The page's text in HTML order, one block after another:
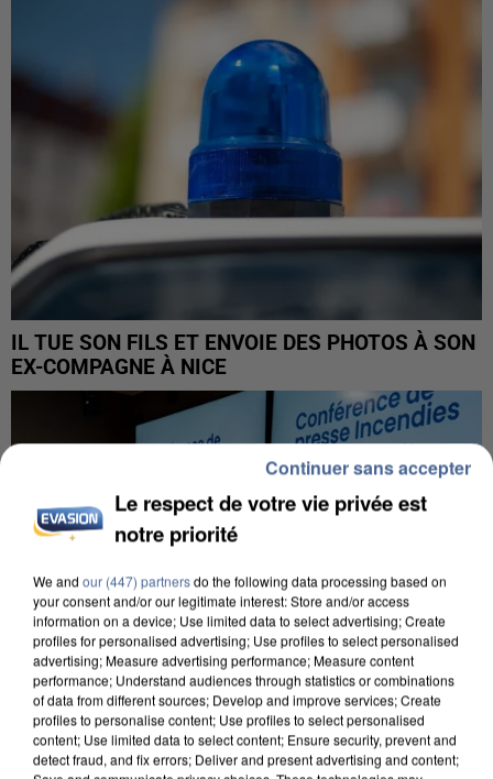
IL TUE SON FILS ET ENVOIE DES PHOTOS À SON
EX-COMPAGNE À NICE
INCENDIES : L’ÎLE-DE-FRANCE LANCE UN ÉLAN
Le respect de votre vie privée est
notre priorité
We and our (447) partnersdo the following data processing based on
your consent and/or our legitimate interest: Store and/or access
information on a device; Use limited data to select advertising; Create
profiles for personalised advertising; Use profiles to select personalised
advertising; Measure advertising performance; Measure content
performance; Understand audiences through statistics or combinations
of data from different sources; Develop and improve services; Create
profiles to personalise content; Use profiles to select personalised
content; Use limited data to select content; Ensure security, prevent and
detect fraud, and fix errors; Deliver and present advertising and content;
Continuer sans accepter